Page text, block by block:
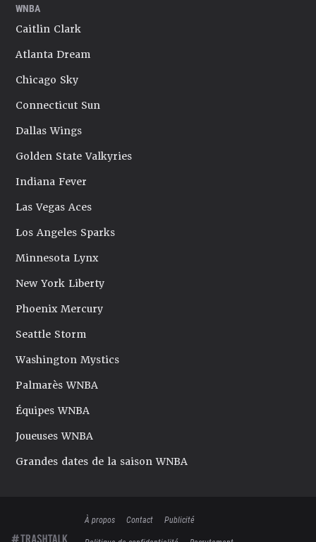
WNBA
Caitlin Clark
Atlanta Dream
Chicago Sky
Connecticut Sun
Dallas Wings
Golden State Valkyries
Indiana Fever
Las Vegas Aces
Los Angeles Sparks
Minnesota Lynx
New York Liberty
Phoenix Mercury
Seattle Storm
Washington Mystics
Palmarès WNBA
Équipes WNBA
Joueuses WNBA
Grandes dates de la saison WNBA
À propos Contact
Publicité